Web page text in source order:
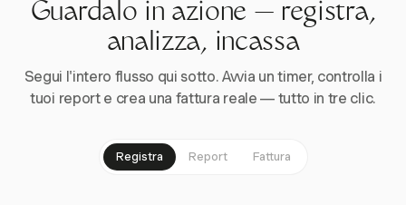
Guardalo in azione — registra,
analizza, incassa
Segui l'intero flusso qui sotto. Avvia un timer, controlla i
tuoi report e crea una fattura reale — tutto in tre clic.
Registra Report Fattura